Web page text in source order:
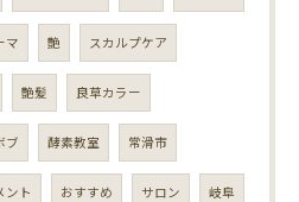
マ 艶 スカルプケア
艶髪 良草カラー
ブ 酵素教室 常滑市
ント おすすめ サロン 岐阜